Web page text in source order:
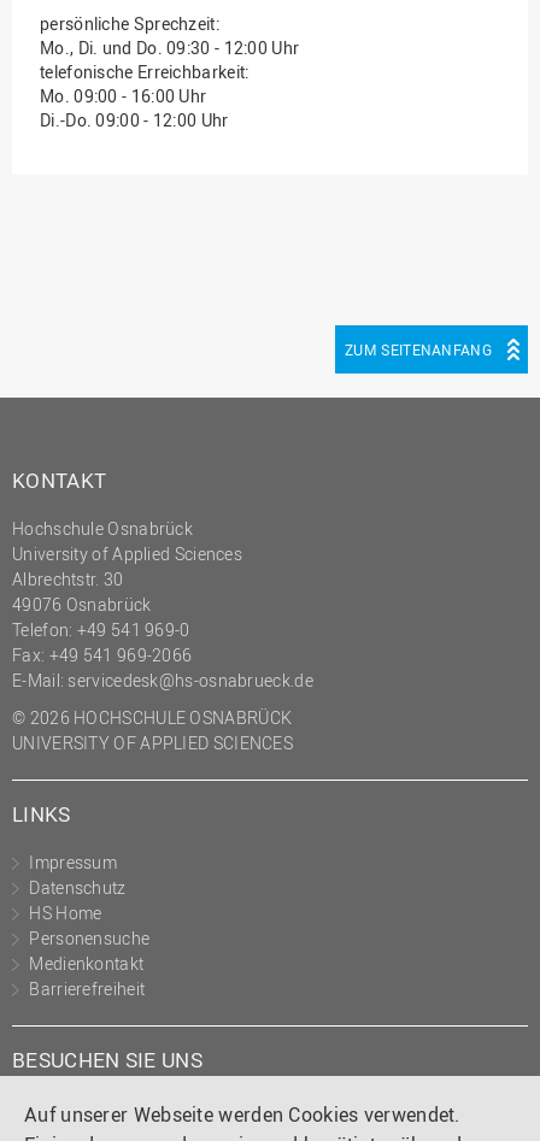
Auf unserer Webseite werden Cookies verwendet.
Projekte des Präsidiums
Projektmanagement Office
(PMO)
Prozessmanagement
persönliche Sprechzeit:
Mo., Di. und Do. 09:30 - 12:00 Uhr
telefonische Erreichbarkeit:
Mo. 09:00 - 16:00 Uhr
Di.-Do. 09:00 - 12:00 Uhr
ZUM SEITENANFANG
KONTAKT
Hochschule Osnabrück
University of Applied Sciences
Albrechtstr. 30
49076 Osnabrück
Telefon: +49 541 969-0
Fax: +49 541 969-2066
E-Mail: servicedesk@hs-osnabrueck.de
© 2026 HOCHSCHULE OSNABRÜCK
UNIVERSITY OF APPLIED SCIENCES
LINKS
Impressum
Datenschutz
HS Home
Personensuche
Medienkontakt
Barrierefreiheit
BESUCHEN SIE UNS
Instagram
TiktokLinkedIn
YouTube
Facebook